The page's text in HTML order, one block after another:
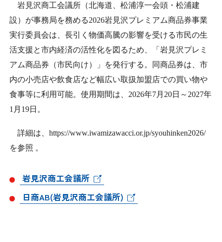
保険・共済
検定試験
ビジネス交流
海外ビジネス・貿易証明
政策提言
調査・研究
日本商工会議所とは
組織概要
役員紹介
青年部・女性会
日商創立100周年宣言
岩見沢商工会議所（北海道、松浦淳一会頭・松浦建
設）が事務局を務める2026岩見沢プレミアム商品券事業
実行委員会は、長引く物価高騰の影響を受ける市民の生
活支援と市内経済の活性化を図るため、「岩見沢プレミ
アム商品券（市民向け）」を発行する。同商品券は、市
内の小売店や飲食店など幅広い取扱加盟店での買い物や
食事等に利用可能。使用期間は、 2026年7月 20日～ 2027年
1 月 19日。
詳細は、 https://www.iwamizawacci.or.jp/syouhinken2026/
を参照 。
岩見沢商工会議所
日商AB(岩見沢商工会議所)